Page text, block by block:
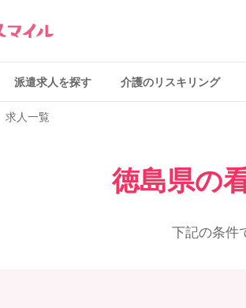
派遣求人を探す 介護のリスキリング
求人一覧
徳島県の
下記の条件